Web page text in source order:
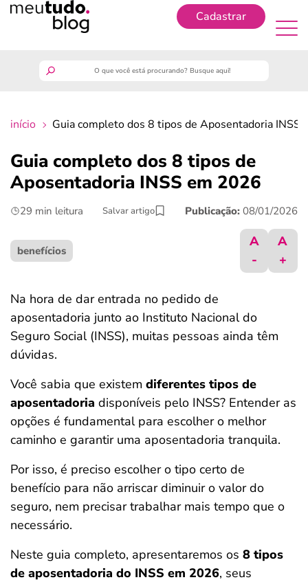
Cadastrar
finanças
benefícios
crédito fácil
ferramentas
início Guia completo dos 8 tipos de Aposentadoria INSS
Guia completo dos 8 tipos de
Aposentadoria INSS em 2026
29 min leitura Salvar artigo Publicação: 08/01/2026
benefícios
A
-
A
+
Na hora de dar entrada no pedido de
aposentadoria junto ao Instituto Nacional do
Seguro Social (INSS), muitas pessoas ainda têm
dúvidas.
Você sabia que existem diferentes tipos de
aposentadoria disponíveis pelo INSS? Entender as
opções é fundamental para escolher o melhor
caminho e garantir uma aposentadoria tranquila.
Por isso, é preciso escolher o tipo certo de
benefício para não arriscar diminuir o valor do
seguro, nem precisar trabalhar mais tempo que o
necessário.
Neste guia completo, apresentaremos os 8 tipos
de aposentadoria do INSS em 2026, seus